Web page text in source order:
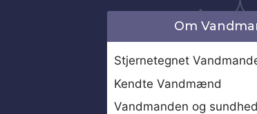
Om
Stjernetegnet
Kendte Vandmænd
Vandmanden og sundhed